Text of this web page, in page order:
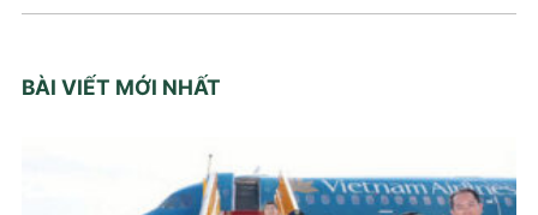
BÀI VIẾT MỚI NHẤT